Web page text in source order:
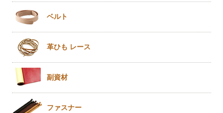
ベルト
革ひも レース
副資材
ファスナー